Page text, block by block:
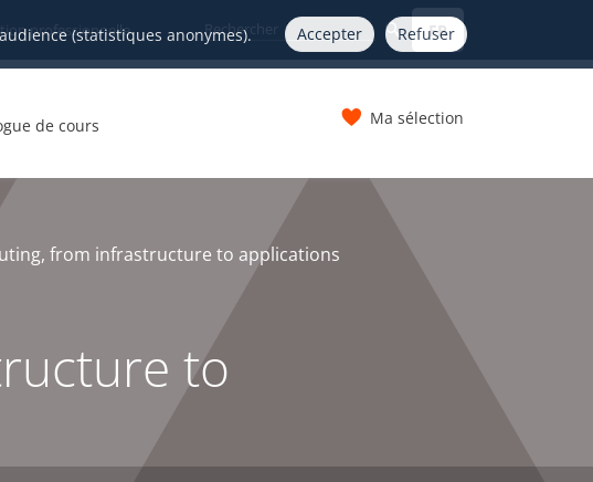
(statistiques anonymes). Accepter Refuser
professionnelle FR
de cours Ma sélection
from infrastructure to applications
to